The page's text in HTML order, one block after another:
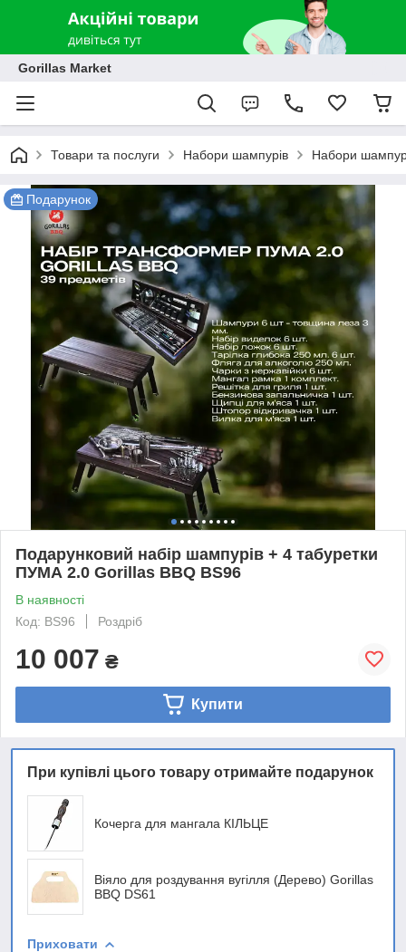
Gorillas Market
Товари та послуги Набори шампурів Набори
Подарунок
Подарунковий набір шампурів + 4 табуретки
ПУМА 2.0 Gorillas BBQ BS96
В наявності
Код: BS96
Роздріб
10 007 ₴
Купити
При купівлі цього товару отримайте подарунок
Кочерга для мангала КІЛЬЦЕ
Віяло для роздування вугілля (Дерево) Gorillas
BBQ DS61
Приховати